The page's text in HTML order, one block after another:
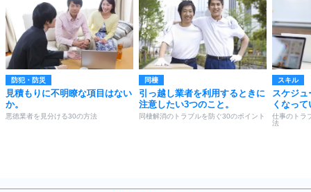
防犯・防災
見積もりに不明瞭な項目はない
か。
悪徳業者を見分ける30の方法
同棲
引っ越し業者を利用するときに
注意したい3つのこと。
同棲解消のトラブルを防ぐ30のポイント
スキル
スケジ
くなっ
仕事のトラ
法